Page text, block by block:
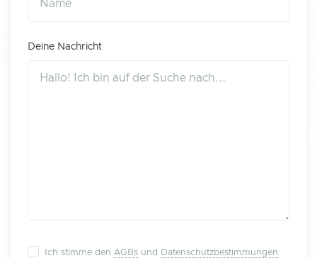
Deine Nachricht
Ich stimme den AGBs und
Datenschutzbestimmungen